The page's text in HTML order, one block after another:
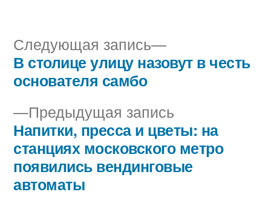
Навигация
записям
Предыдущая запись
запись:
Напитки, пресса и цветы: на
станциях московского метро
появились вендинговые
автоматы
Следующая запись
Следующая
запись:
В столице улицу назовут в честь
основателя самбо